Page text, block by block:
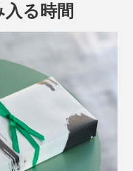
。
きの際に割れて飛び散
なんとかうまいこと
って茶葉に混ぜたこ
異なるうまさを、ぜ
る時間